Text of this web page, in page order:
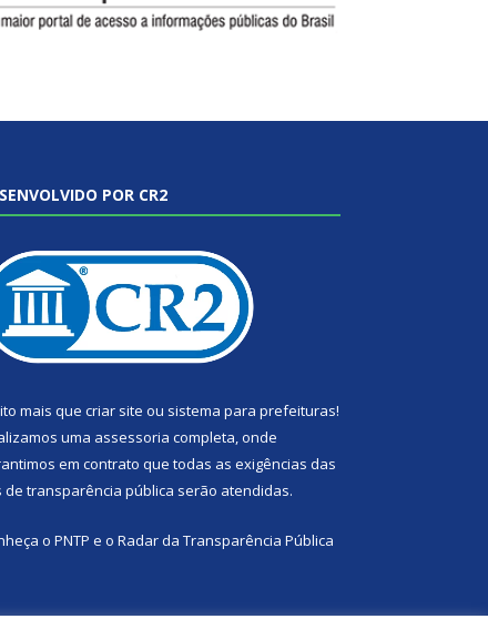
POR CR2
mais que criar site ou sistema para prefeituras!
uma assessoria completa, onde
em contrato que todas as exigências das
de transparência pública serão atendidas.
o PNTP e o Radar da Transparência Pública